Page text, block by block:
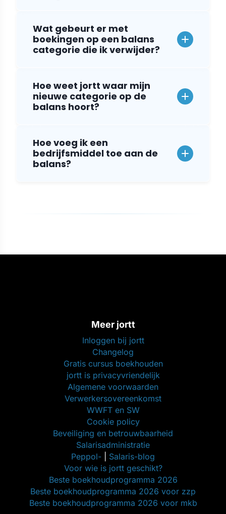
Wat gebeurt er met
boekingen op een balans
categorie die ik verwijder?
Hoe weet jortt waar mijn
nieuwe categorie op de
balans hoort?
Hoe voeg ik een
bedrijfsmiddel toe aan de
balans?
Meer jortt
Inloggen bij jortt
Changelog
Gratis cursus boekhouden
jortt is privacyvriendelijk
Algemene voorwaarden
Verwerkersovereenkomst
WWFT en SW
Cookie policy
Beveiliging en betrouwbaarheid
Salarisadministratie
Peppol-
Salaris-blog
Voor wie is jortt geschikt?
Beste boekhoudprogramma 2026
Beste boekhoudprogramma 2026 voor zzp
Beste boekhoudprogramma 2026 voor mkb